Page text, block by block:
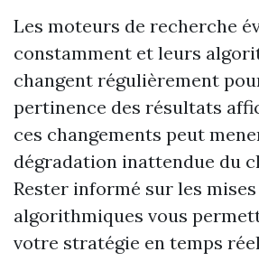
Les moteurs de recherche
constamment et leurs
changent régulièrement
pertinence des résultats
ces changements peut
dégradation inattendue du
Rester informé sur les
algorithmiques vous
votre stratégie en temps